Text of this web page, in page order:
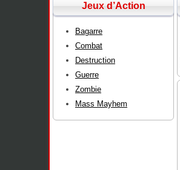
Jeux d’Action
Bagarre
Combat
Destruction
Guerre
Zombie
Mass Mayhem